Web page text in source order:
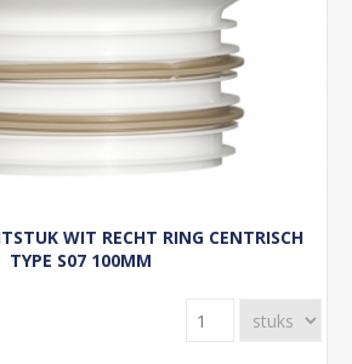
WIT RECHT RING CENTRISCH
TYPE S07 100MM